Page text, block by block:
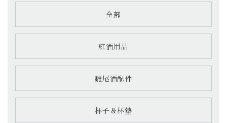
全部
紅酒用品
雞尾酒配件
杯子＆杯墊